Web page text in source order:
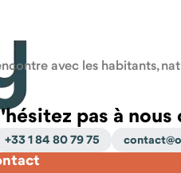
avec les habitants,
pas à
+33 1 84 80 79 75